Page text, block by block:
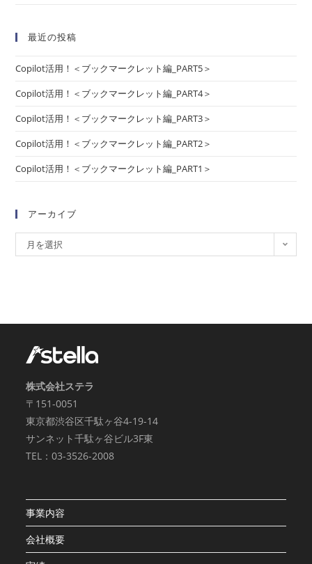
最近の投稿
Copilot活用！＜ブックマークレット編_PART5＞
Copilot活用！＜ブックマークレット編_PART4＞
Copilot活用！＜ブックマークレット編_PART3＞
Copilot活用！＜ブックマークレット編_PART2＞
Copilot活用！＜ブックマークレット編_PART1＞
アーカイブ
月を選択
株式会社ステラ
〒151-0051
東京都渋谷区千駄ヶ谷4-19-14
サンネット千駄ヶ谷ビル3F東
TEL：03-3526-2008
事業内容
会社概要